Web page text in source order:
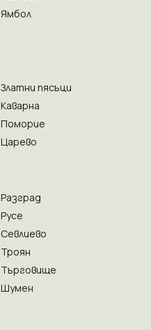
Ямбол
Златни пясъци
Каварна
Поморие
Царево
Разград
Русе
Севлиево
Троян
Търговище
Шумен